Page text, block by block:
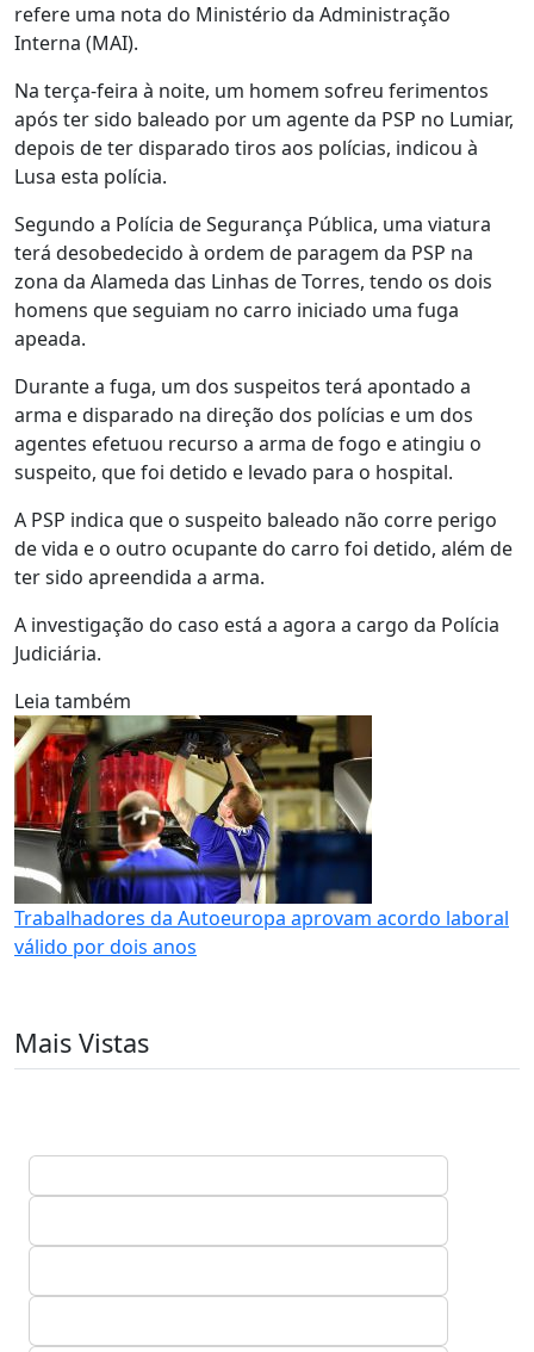
refere uma nota do Ministério da Administração
Interna (MAI).
Na terça-feira à noite, um homem sofreu ferimentos
após ter sido baleado por um agente da PSP no Lumiar,
depois de ter disparado tiros aos polícias, indicou à
Lusa esta polícia.
Segundo a Polícia de Segurança Pública, uma viatura
terá desobedecido à ordem de paragem da PSP na
zona da Alameda das Linhas de Torres, tendo os dois
homens que seguiam no carro iniciado uma fuga
apeada.
Durante a fuga, um dos suspeitos terá apontado a
arma e disparado na direção dos polícias e um dos
agentes efetuou recurso a arma de fogo e atingiu o
suspeito, que foi detido e levado para o hospital.
A PSP indica que o suspeito baleado não corre perigo
de vida e o outro ocupante do carro foi detido, além de
ter sido apreendida a arma.
A investigação do caso está a agora a cargo da Polícia
Judiciária.
Leia também
Trabalhadores da Autoeuropa aprovam acordo laboral
válido por dois anos
Mais Vistas